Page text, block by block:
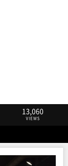
13,060
VIEWS